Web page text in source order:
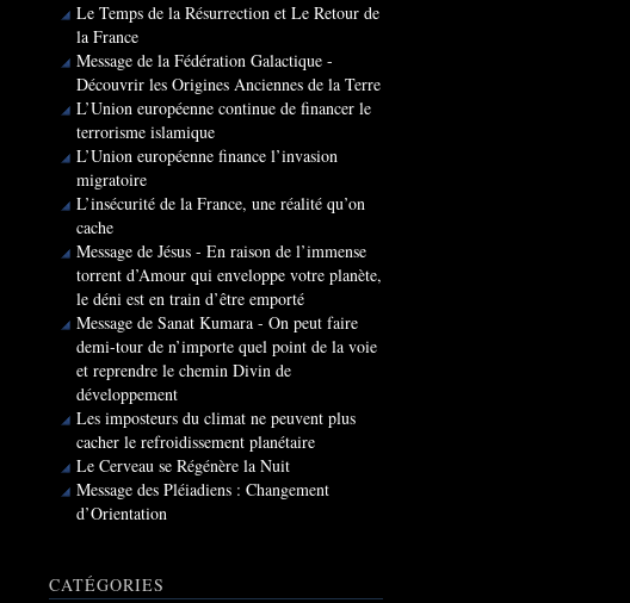
Le Temps de la Résurrection et Le Retour de
la France
Message de la Fédération Galactique -
Découvrir les Origines Anciennes de la Terre
L’Union européenne continue de financer le
terrorisme islamique
L’Union européenne finance l’invasion
migratoire
L’insécurité de la France, une réalité qu’on
cache
Message de Jésus - En raison de l’immense
torrent d’Amour qui enveloppe votre planète,
le déni est en train d’être emporté
Message de Sanat Kumara - On peut faire
demi-tour de n’importe quel point de la voie
et reprendre le chemin Divin de
développement
Les imposteurs du climat ne peuvent plus
cacher le refroidissement planétaire
Le Cerveau se Régénère la Nuit
Message des Pléiadiens : Changement
d’Orientation
CATÉGORIES